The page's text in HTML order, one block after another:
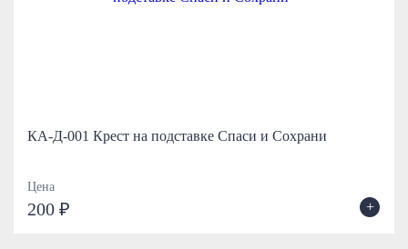
КА-Д-001 Крест на подставке Спаси и Сохрани
Цена
200 ₽ +